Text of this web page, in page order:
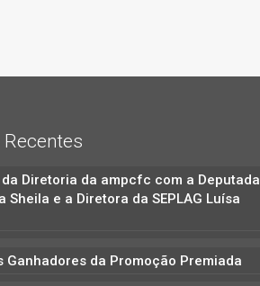
da Diretoria da ampcfc com a Deputada
Sheila e a Diretora da SEPLAG Luísa
Ganhadores da Promoção Premiada